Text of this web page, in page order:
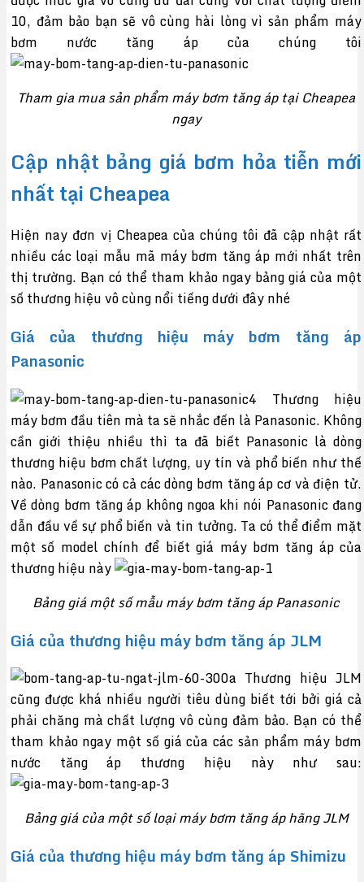
10, đảm bảo bạn sẽ vô cùng hài lòng vì sản phẩm máy
bơm nước tăng áp của chúng tôi
Tham gia mua sản phẩm máy bơm tăng áp tại Cheapea
ngay
Cập nhật bảng giá bơm hỏa tiễn mới
nhất tại Cheapea
Hiện nay đơn vị Cheapea của chúng tôi đã cập nhật rất
nhiều các loại mẫu mã máy bơm tăng áp mới nhất trên
thị trường. Bạn có thể tham khảo ngay bảng giá của một
số thương hiệu vô cùng nổi tiếng dưới đây nhé
Giá của thương hiệu máy bơm tăng áp
Panasonic
Thương hiệu
máy bơm đầu tiên mà ta sẽ nhắc đến là Panasonic. Không
cần giới thiệu nhiều thì ta đã biết Panasonic là dòng
thương hiệu bơm chất lượng, uy tín và phổ biến như thế
nào. Panasonic có cả các dòng bơm tăng áp cơ và điện tử.
Về dòng bơm tăng áp không ngoa khi nói Panasonic đang
dẫn đầu về sự phổ biến và tin tưởng. Ta có thể điểm mặt
một số model chính để biết giá máy bơm tăng áp của
thương hiệu này
Bảng giá một số mẫu máy bơm tăng áp Panasonic
Giá của thương hiệu máy bơm tăng áp JLM
Thương hiệu JLM
cũng được khá nhiều người tiêu dùng biết tới bởi giá cả
phải chăng mà chất lượng vô cùng đảm bảo. Bạn có thể
tham khảo ngay một số giá của các sản phẩm máy bơm
nước tăng áp thương hiệu này như sau:
Bảng giá của một số loại máy bơm tăng áp hãng JLM
Giá của thương hiệu máy bơm tăng áp Shimizu